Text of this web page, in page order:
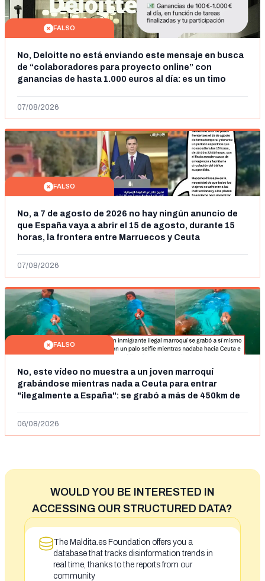
FALSO
No, Deloitte no está enviando este mensaje en busca
de “colaboradores para proyecto online” con
ganancias de hasta 1.000 euros al día: es un timo
07/08/2026
FALSO
No, a 7 de agosto de 2026 no hay ningún anuncio de
que España vaya a abrir el 15 de agosto, durante 15
horas, la frontera entre Marruecos y Ceuta
07/08/2026
FALSO
No, este vídeo no muestra a un joven marroquí
grabándose mientras nada a Ceuta para entrar
"ilegalmente a España": se grabó a más de 450km de
06/08/2026
WOULD YOU BE INTERESTED IN
ACCESSING OUR STRUCTURED DATA?
The Maldita.es Foundation offers you a
database that tracks disinformation trends in
real time, thanks to the reports from our
community